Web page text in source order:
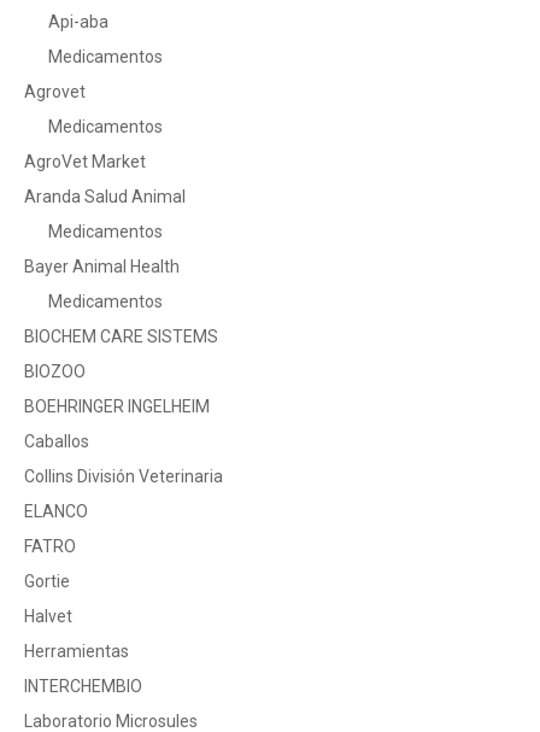
Api-aba
Medicamentos
Agrovet
Medicamentos
AgroVet Market
Aranda Salud Animal
Medicamentos
Bayer Animal Health
Medicamentos
BIOCHEM CARE SISTEMS
BIOZOO
BOEHRINGER INGELHEIM
Caballos
Collins División Veterinaria
ELANCO
FATRO
Gortie
Halvet
Herramientas
INTERCHEMBIO
Laboratorio Microsules